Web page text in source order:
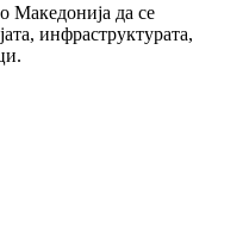
да се
инфраструктурата,